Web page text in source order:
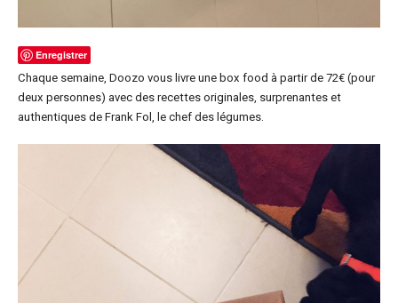
Enregistrer
Chaque semaine, Doozo vous livre une box food à partir de 72€ (pour
deux personnes) avec des recettes originales, surprenantes et
authentiques de Frank Fol, le chef des légumes.